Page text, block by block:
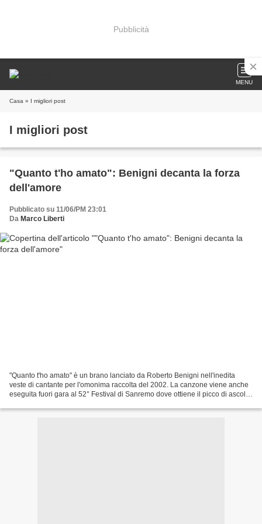
Pubblicità
MENU
Casa » I migliori post
I migliori post
"Quanto t'ho amato": Benigni decanta la forza
dell'amore
Pubblicato su 11/06/PM 23:01
Da Marco Liberti
"Quanto t'ho amato" è un brano lanciato da Roberto Benigni nell'inedita
veste di cantante per l'omonima raccolta del 2002. La canzone viene anche
eseguita fuori gara al 52° Festival di Sanremo dove ottiene il picco di ascolti